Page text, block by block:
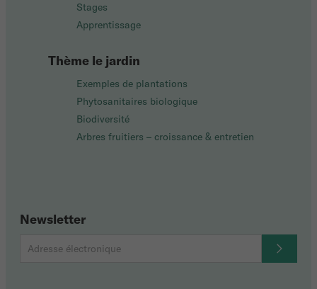
Stages
Apprentissage
Thème le jardin
Exemples de plantations
Phytosanitaires biologique
Biodiversité
Arbres fruitiers – croissance & entretien
Newsletter